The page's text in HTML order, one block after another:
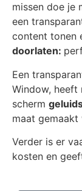
missen doe je
een
content tonen
doorlaten:
Een
Window, heeft
scherm
maat gemaakt
Verder is er
kosten en